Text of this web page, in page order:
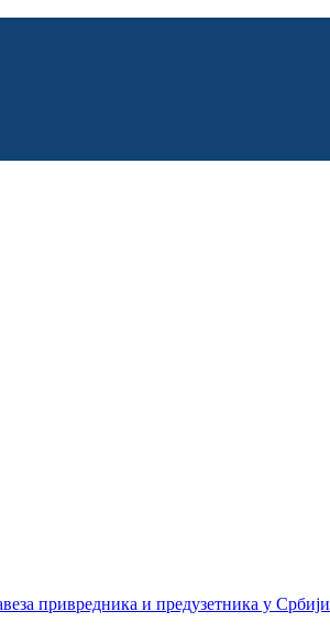
привредника и предузетника у Србији